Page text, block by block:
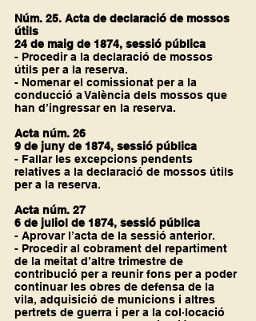
Núm. 25. Acta de declaració de mossos
útils
24 de maig de 1874, sessió pública
- Procedir a la declaració de mossos
útils per a la reserva.
- Nomenar el comissionat per a la
conducció a València dels mossos que
han d’ingressar en la reserva.
Acta núm. 26
9 de juny de 1874, sessió pública
- Fallar les excepcions pendents
relatives a la declaració de mossos útils
per a la reserva.
Acta núm. 27
6 de juliol de 1874, sessió pública
- Aprovar l’acta de la sessió anterior.
- Procedir al cobrament del repartiment
de la meitat d’altre trimestre de
contribució per a reunir fons per a poder
continuar les obres de defensa de la
vila, adquisició de municions i altres
pertrets de guerra i per a la col·locació